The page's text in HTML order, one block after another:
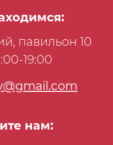
павильон 10
19:00
нам: